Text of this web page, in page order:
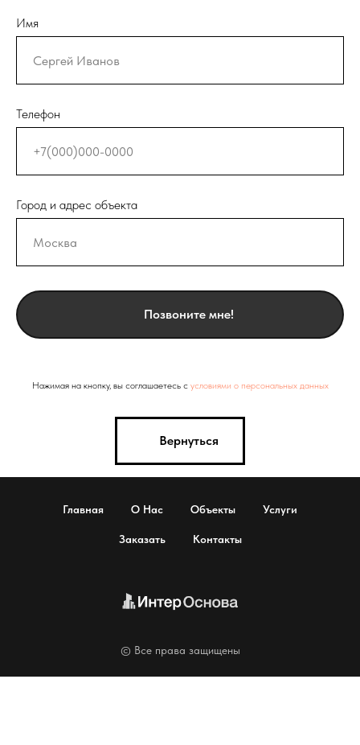
Имя
Телефон
Город и адрес объекта
Позвоните мне!
Нажимая на кнопку, вы соглашаетесь с условиями о персональных данных
Вернуться
Главная О Нас Объекты Услуги
Заказать Контакты
© Все права защищены